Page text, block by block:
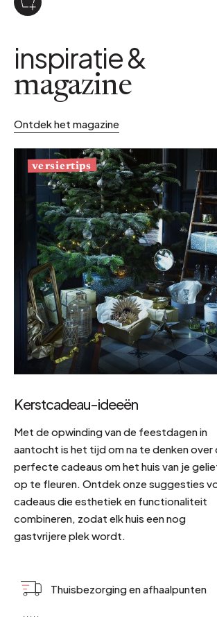
inspiratie &
magazine
Ontdek het magazine
versiertips
Kerstcadeau-ideeën
Met de opwinding van de feestdagen in
aantocht is het tijd om na te denken over
perfecte cadeaus om het huis van je
op te fleuren. Ontdek onze suggesties
cadeaus die esthetiek en functionaliteit
combineren, zodat elk huis een nog
gastvrijere plek wordt.
Thuisbezorging en afhaalpunten